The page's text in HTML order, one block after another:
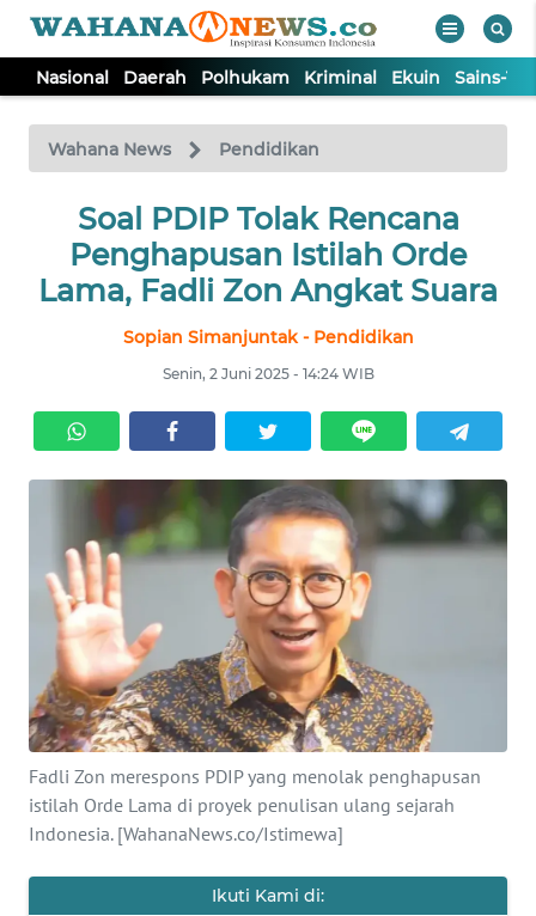
Nasional Daerah Polhukam Kriminal Ekuin Sains-
Wahana News Pendidikan
Soal PDIP Tolak Rencana
Penghapusan Istilah Orde
Lama, Fadli Zon Angkat Suara
Sopian Simanjuntak - Pendidikan
Senin, 2 Juni 2025 - 14:24 WIB
Fadli Zon merespons PDIP yang menolak penghapusan
istilah Orde Lama di proyek penulisan ulang sejarah
Indonesia. [WahanaNews.co/Istimewa]
Ikuti Kami di:
TV
Tutup
NASIONAL
DAERAH
POLHUKAM
KRIMINAL
EKUIN
SAINS-TEKNO
KESEHATAN
INTERNASIONAL
SERBA-SERBI
PENDIDIKAN
OLAHRAGA